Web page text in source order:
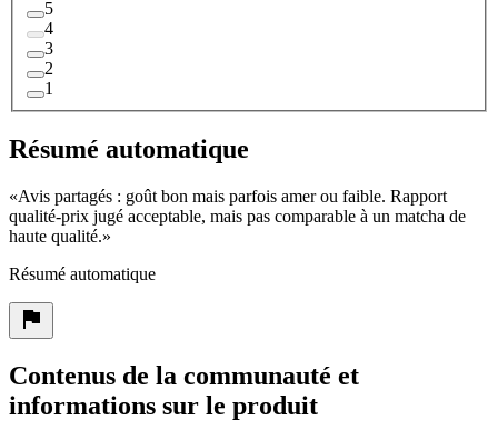
5
4
3
2
1
Résumé automatique
«Avis partagés : goût bon mais parfois amer ou faible. Rapport
qualité-prix jugé acceptable, mais pas comparable à un matcha de
haute qualité.»
Résumé automatique
Contenus de la communauté et
informations sur le produit